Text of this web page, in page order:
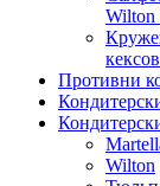
Противни
Wilton